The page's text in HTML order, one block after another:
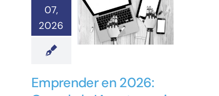
07,
2026
Emprender en 2026: